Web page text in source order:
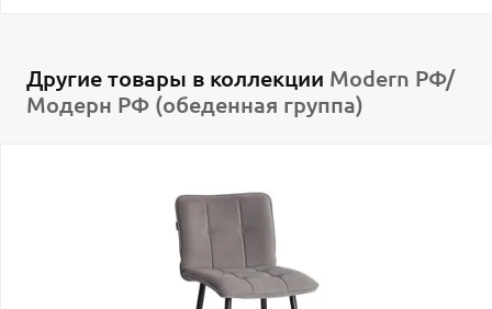
Другие товары в коллекции Modern РФ/
Модерн РФ (обеденная группа)